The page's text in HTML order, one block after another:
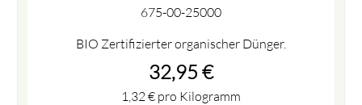
675-00-25000
BIO Zertifizierter organischer Dünger.
32,95 €
1,32 € pro Kilogramm